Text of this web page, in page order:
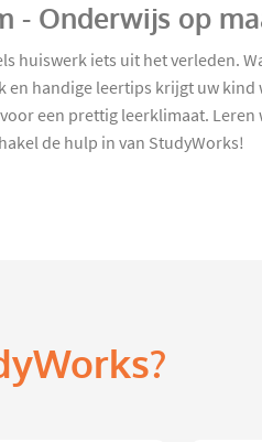
- Onderwijs op
huiswerk iets uit het verleden.
handige leertips krijgt uw
een prettig leerklimaat.
de hulp in van StudyWorks!